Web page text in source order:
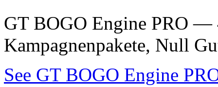
GT BOGO Engine PRO —
Kampagnenpakete, Null
See GT BOGO Engine